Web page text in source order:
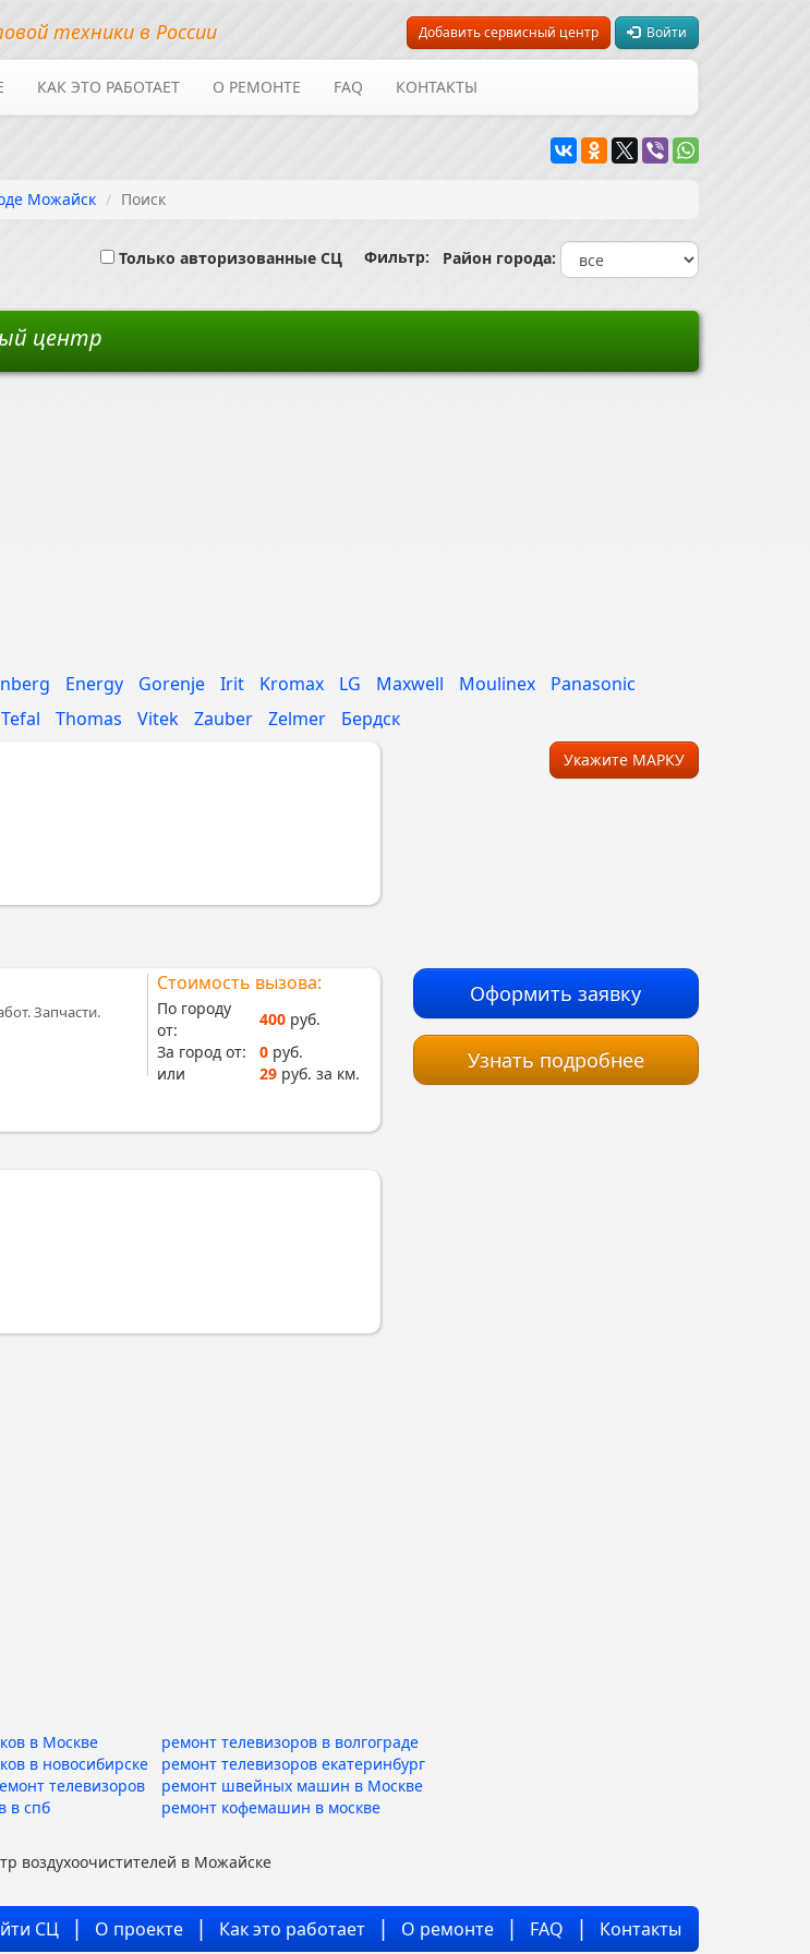
Добавить сервисный центр Войти
техники в России
КАК ЭТО РАБОТАЕТ О РЕМОНТЕ FAQ КОНТАКТЫ
Можайск Поиск
Только авторизованные СЦ Фильтр: Район города:
центр
Energy Gorenje Irit Kromax LG Maxwell Moulinex
Panasonic
Tefal Thomas Vitek Zauber Zelmer Бердск
Укажите МАРКУ
Запчасти.
Стоимость вызова:
По городу
от:
400руб.
За город от:
0руб.
или
29руб. за км.
Оформить заявку
Узнать подробнее
в Москве
ремонт телевизоров в волгограде
в новосибирске
ремонт телевизоров екатеринбург
телевизоров
ремонт швейных машин в Москве
в спб ремонт кофемашин в москве
воздухоочистителей в Можайске
СЦ О проекте Как это работает О ремонте FAQ Контакты